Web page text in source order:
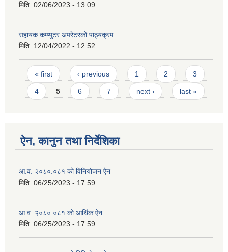
मिति: 02/06/2023 - 13:09
सहायक कम्प्युटर अपरेटरको पाठ्यक्रम
मिति: 12/04/2022 - 12:52
Pages
« first ‹ previous 1 2 3
4 5 6 7 next › last »
ऐन, कानुन तथा निर्देशिका
आ.व. २०८०.०८१ को विनियोजन ऐन
मिति: 06/25/2023 - 17:59
आ.व. २०८०.०८१ को आर्थिक ऐन
मिति: 06/25/2023 - 17:59